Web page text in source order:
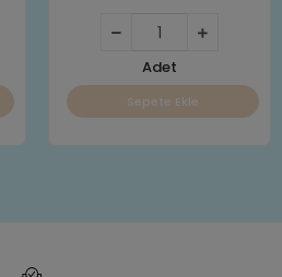
Adet
Sepete Ekle